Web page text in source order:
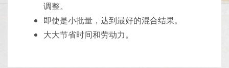
调整。
即使是小批量，达到最好的混合结果。
大大节省时间和劳动力。